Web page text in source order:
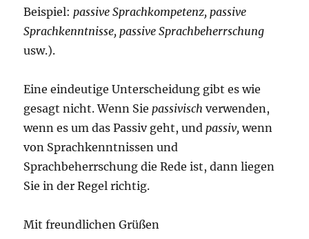
Beispiel: passive Sprachkompetenz, passive
Sprachkenntnisse, passive Sprachbeherrschung
usw.).
Eine eindeutige Unterscheidung gibt es wie
gesagt nicht. Wenn Sie passivisch verwenden,
wenn es um das Passiv geht, und passiv,wenn
von Sprachkenntnissen und
Sprachbeherrschung die Rede ist, dann liegen
Sie in der Regel richtig.
Mit freundlichen Grüßen